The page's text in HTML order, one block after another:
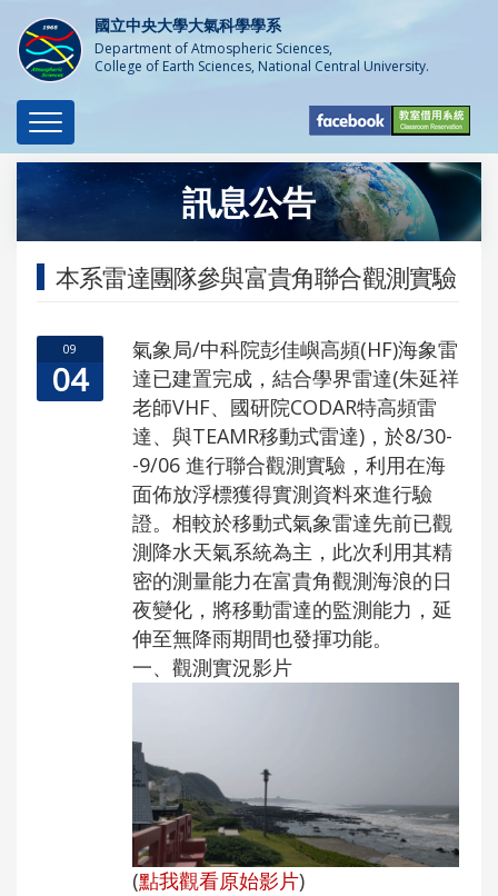
國立中央大學大氣科學學系
Department of Atmospheric Sciences,
College of Earth Sciences, National Central University.
Toggle
navigation
訊息公告
本系雷達團隊參與富貴角聯合觀測實驗
09
04
氣象局/中科院彭佳嶼高頻(HF)海象雷
達已建置完成， 結合學界雷達(朱延祥
老師VHF、國研院CODAR特高頻雷
達、 與TEAMR移動式雷達)，於8/30-
-9/06 進行聯合觀測實驗 ，利用在海
面佈放浮標獲得實測資料來進行驗
證。 相較於移動式氣象雷達先前已觀
測降水天氣系統為主， 此次利用其精
密的測量能力在富貴角觀測海浪的日
夜變化， 將移動雷達的監測能力，延
伸至無降雨期間也發揮功能。
一、 觀測實況影片
(點我觀看原始影片)